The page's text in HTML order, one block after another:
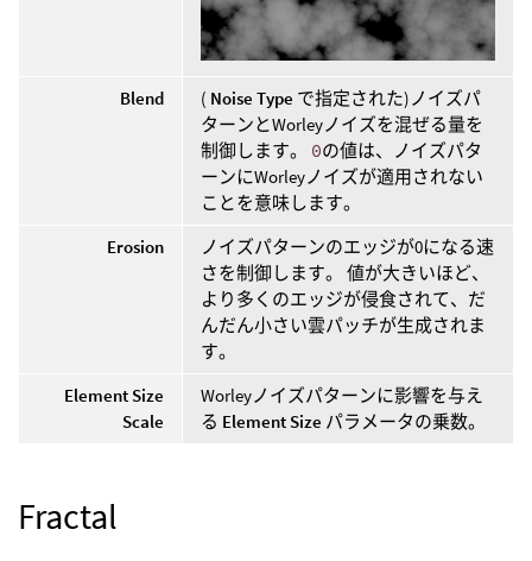
Blend ( Noise Type で指定された)ノイズパ
ターンとWorleyノイズを混ぜる量を
制御します。 0の値は、ノイズパタ
ーンにWorleyノイズが適用されない
ことを意味します。
Erosion
ノイズパターンのエッジが0になる速
さを制御します。 値が大きいほど、
より多くのエッジが侵食されて、だ
んだん小さい雲パッチが生成されま
す。
Element Size
Scale
Worleyノイズパターンに影響を与え
る Element Size パラメータの乗数。
Fractal